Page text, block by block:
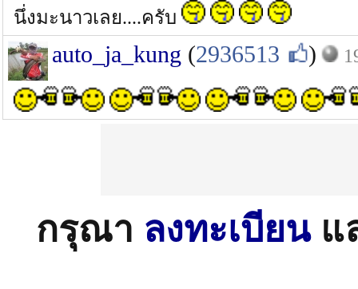
นึ่งมะนาวเลย....ครับ
auto_ja_kung (2936513 )
กรุณา ลงทะเบียนแ